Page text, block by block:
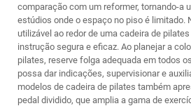
comparação com um reformer, tornando-a
estúdios onde o espaço no piso é limitado.
utilizável ao redor de uma cadeira de
instrução segura e eficaz. Ao planejar a
pilates, reserve folga adequada em todos
possa dar indicações, supervisionar e
modelos de cadeira de pilates também
pedal dividido, que amplia a gama de